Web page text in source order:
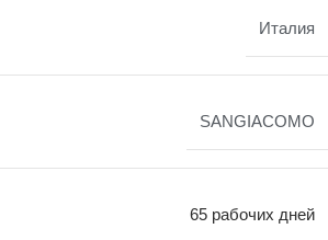
Италия
SANGIACOMO
65 рабочих дней